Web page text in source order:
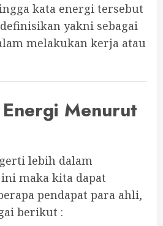
kata energi tersebut
yakni sebagai
melakukan kerja atau
Menurut
lebih dalam
maka kita dapat
pendapat para ahli,
berikut :